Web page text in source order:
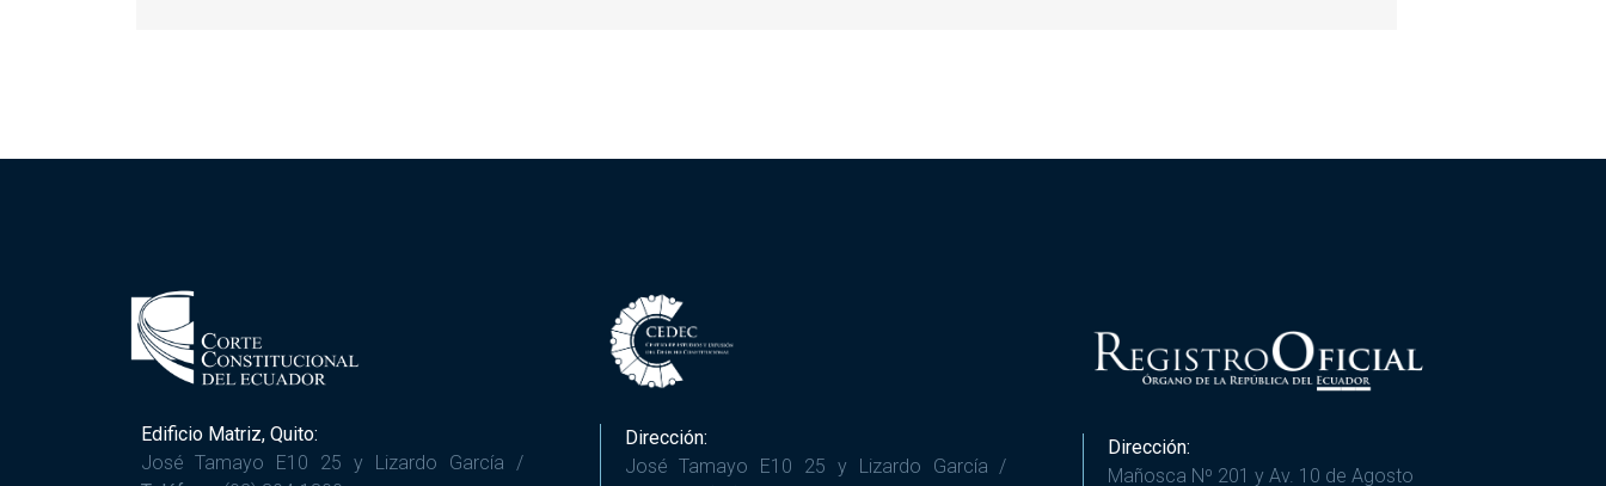
Edificio Matriz, Quito:
José Tamayo E10 25 y Lizardo García /
Dirección:
José Tamayo E10 25 y Lizardo García /
Dirección:
Mañosca Nº 201 y Av. 10 de Agosto